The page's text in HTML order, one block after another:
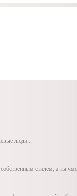
люди...
стилем, а ты